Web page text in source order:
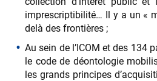
imprescriptibilité… Il y a un «
delà des frontières ;
Au sein de l’ICOM et des 134
le code de déontologie
les grands principes